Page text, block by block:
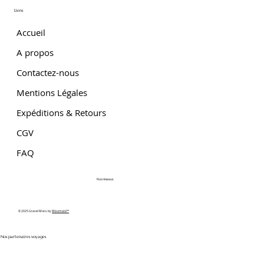
Liens
Accueil
A propos
Contactez-nous
Mentions Légales
Expéditions & Retours
CGV
FAQ
Nos partenaires voyages
© 2025 Gravel Moto. byWixomatic™
Nos réseaux